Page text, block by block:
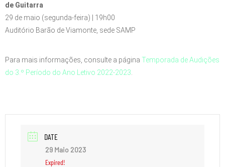
de Guitarra
29 de maio (segunda-feira) | 19h00
Auditório Barão de Viamonte, sede SAMP
Para mais informações, consulte a página Temporada de Audições
do 3.º Período do Ano Letivo 2022-2023
DATE
29 Maio 2023
Expired!